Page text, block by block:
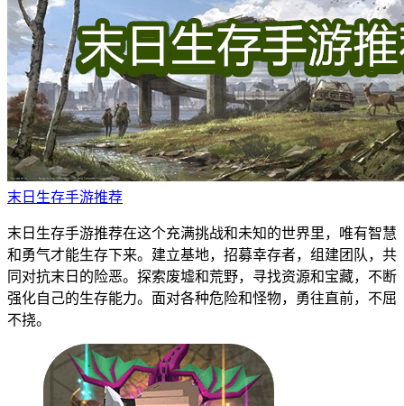
末日生存手游推荐
末日生存手游推荐在这个充满挑战和未知的世界里，唯有智慧
和勇气才能生存下来。建立基地，招募幸存者，组建团队，共
同对抗末日的险恶。探索废墟和荒野，寻找资源和宝藏，不断
强化自己的生存能力。面对各种危险和怪物，勇往直前，不屈
不挠。